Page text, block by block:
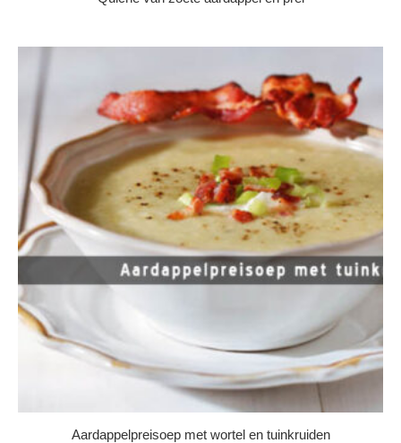
Aardappelpreisoep met wortel en tuinkruiden